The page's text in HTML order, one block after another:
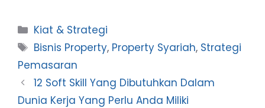
Categories
Kiat & Strategi
Tags
Bisnis Property, Property Syariah, Strategi
Pemasaran
12 Soft Skill Yang Dibutuhkan Dalam
Dunia Kerja Yang Perlu Anda Miliki